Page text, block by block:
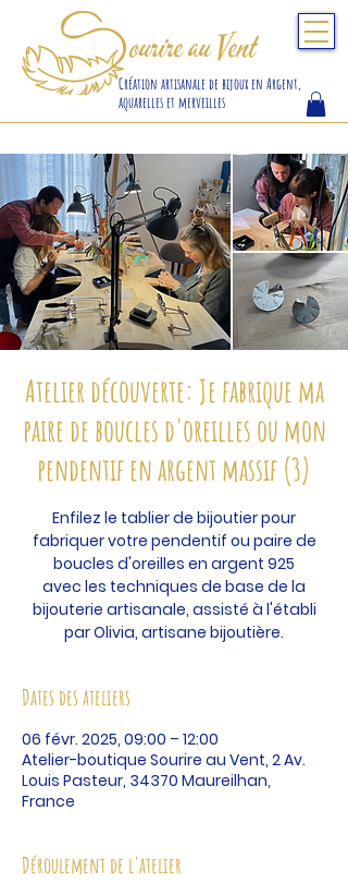
Sourire au Vent
Création artisanale de bijoux en Argent,
aquarelles et merveilles
Atelier découverte: Je fabrique ma
paire de boucles d'oreilles ou mon
pendentif en argent massif (3)
Enfilez le tablier de bijoutier pour
fabriquer votre pendentif ou paire de
boucles d'oreilles en argent 925
avec les techniques de base de la
bijouterie artisanale, assisté à l'établi
par Olivia, artisane bijoutière.
Dates des ateliers
06 févr. 2025, 09:00 – 12:00
Atelier-boutique Sourire au Vent, 2 Av.
Louis Pasteur, 34370 Maureilhan,
France
Déroulement de l'atelier